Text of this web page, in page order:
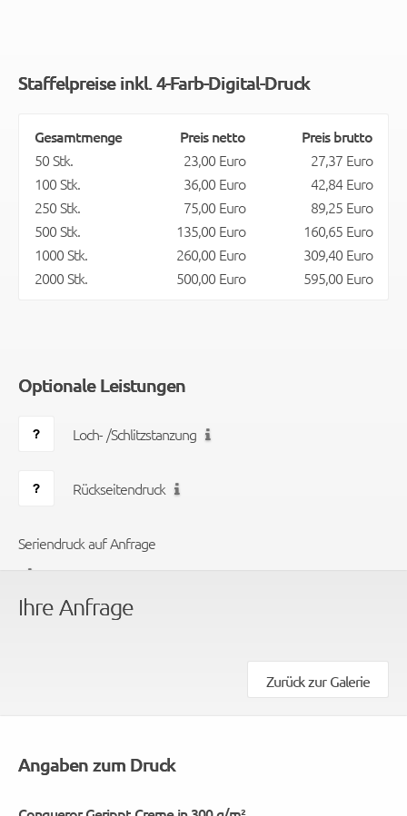
Staffelpreise inkl. 4-Farb-Digital-Druck
Gesamtmenge Preis netto
Preis brutto
50 Stk.
23,00 Euro
27,37 Euro
100 Stk.
36,00 Euro
42,84 Euro
250 Stk.
75,00 Euro
89,25 Euro
500 Stk.
135,00 Euro
160,65 Euro
1000 Stk.
260,00 Euro
309,40 Euro
2000 Stk.
500,00 Euro 595,00 Euro
Optionale Leistungen
Loch- /Schlitzstanzung
Rückseitendruck
Seriendruck auf Anfrage
Ihre Anfrage
Zurück zur Galerie
Angaben zum Druck